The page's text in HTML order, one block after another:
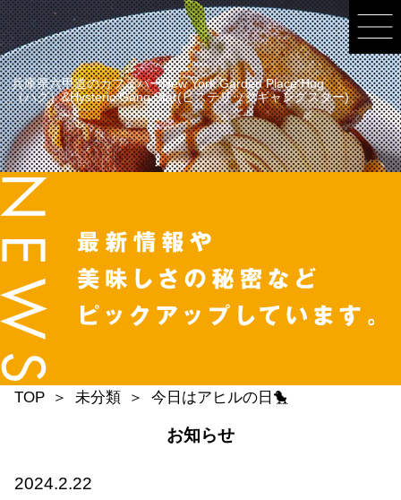
兵庫県六甲道のカフェバーNew York Garden Place Hug
（ハグ）&Hysteric Gang Star(ヒステリックギャングスター)
TOP 未分類 今日はアヒルの日🐤
お知らせ
2024.2.22